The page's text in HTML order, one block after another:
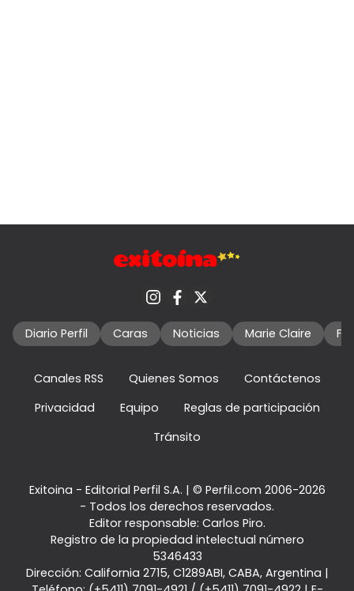
Diario Perfil Caras Noticias Marie Claire
Canales RSS Quienes Somos
Contáctenos
Privacidad
Equipo
Reglas de participación
Tránsito
Exitoina - Editorial Perfil S.A. | © Perfil.com 2006-2026
- Todos los derechos reservados.
Editor responsable: Carlos Piro.
Registro de la propiedad intelectual número
5346433
Dirección: California 2715, C1289ABI, CABA, Argentina |